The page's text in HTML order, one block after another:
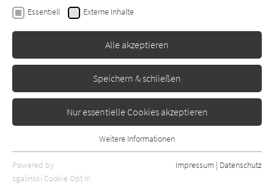
Peter H. Reynolds
Der Punkt
Erschienen: Oktober 2008
Jetzt kaufen bei
Essentiell Externe Inhalte
Alle akzeptieren
Speichern & schließen
Nur essentielle Cookies akzeptieren
Essentielle Cookies werden für grundlegende Funktionen der
Webseite benötigt. Dadurch ist gewährleistet, dass die Webseite
Weitere Informationen
Powered by
sgalinski Cookie Opt In
Impressum | Datenschutz